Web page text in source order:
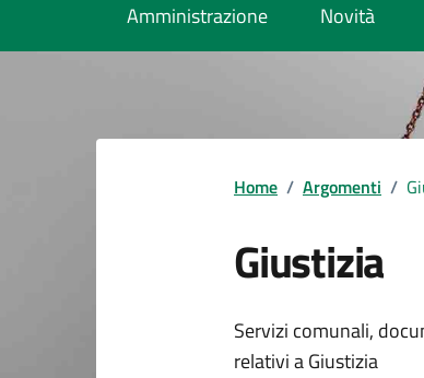
Amministrazione Novità
Home / Argomenti /
Giustizia
Dettagli
Servizi comunali,
relativi a Giustizia